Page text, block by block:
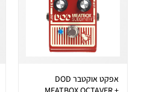
אפקט אוקטבר DOD